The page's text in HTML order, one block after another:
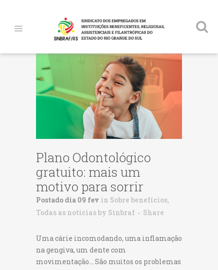
Plano Odontológico
gratuito: mais um
motivo para sorrir
Postado dia 09 fev in Sobre benefícios,
Todas as notíciasby Sinbraf Share
Uma cárie incomodando, uma inflamação
na gengiva, um dente com
movimentação… São muitos os problemas